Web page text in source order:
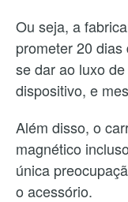
Ou seja, a
prometer 20
se dar ao luxo
dispositivo, e
Além disso, o
magnético
única
o acessório.